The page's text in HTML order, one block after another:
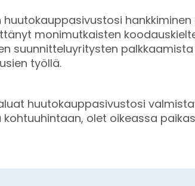
huutokauppasivustosi hankkiminen
monimutkaisten
suunnitteluyritysten
työllä.
huutokauppasivustosi
olet oikeassa